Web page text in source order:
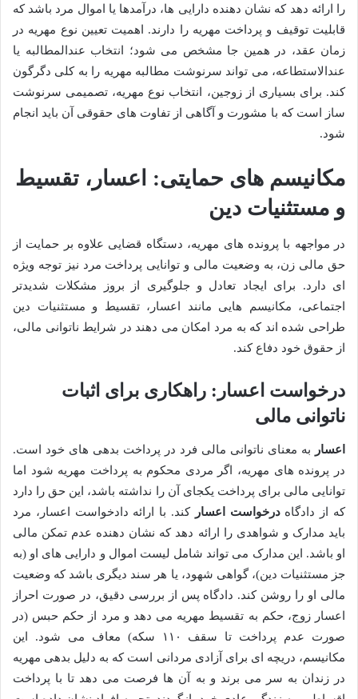
را ارائه دهد که نشان دهنده دارایی ها، درآمدها یا اموال مرد باشد که
قابلیت توقیف و پرداخت مهریه را دارند. اهمیت تعیین نوع مهریه در
زمان عقد، در همین جا مشخص می شود؛ انتخاب عندالمطالبه یا
عندالاستطاعه، می تواند سرنوشت مطالبه مهریه را به کلی دگرگون
کند. برای بسیاری از زوجین، انتخاب نوع مهریه، تصمیمی سرنوشت
ساز است که با مشورت و آگاهی از تفاوت های حقوقی آن باید انجام
شود.
مکانیسم های حمایتی: اعسار، تقسیط
و مستثنیات دین
در مواجهه با پرونده های مهریه، دستگاه قضایی علاوه بر حمایت از
حق مالی زن، به وضعیت مالی و توانایی پرداخت مرد نیز توجه ویژه
ای دارد. برای ایجاد تعادل و جلوگیری از بروز مشکلات شدیدتر
اجتماعی، مکانیسم هایی مانند اعسار، تقسیط و مستثنیات دین
طراحی شده اند که به مرد امکان می دهند در شرایط ناتوانی مالی،
از حقوق خود دفاع کند.
درخواست اعسار: راهکاری برای اثبات
ناتوانی مالی
اعسار
به معنای ناتوانی مالی فرد در پرداخت بدهی های خود است.
در پرونده های مهریه، اگر مردی محکوم به پرداخت مهریه شود اما
توانایی مالی برای پرداخت یکجای آن را نداشته باشد، این حق را دارد
که از دادگاهدرخواست اعسار کند. با ارائه دادخواست اعسار، مرد
باید مدارک و شواهدی را ارائه دهد که نشان دهنده عدم تمکن مالی
او باشد. این مدارک می تواند شامل لیست اموال و دارایی های او (به
جز مستثنیات دین)، گواهی شهود، یا هر سند دیگری باشد که وضعیت
مالی او را روشن کند. دادگاه پس از بررسی دقیق، در صورت احراز
اعسار زوج، حکم به تقسیط مهریه می دهد و مرد از حکم حبس (در
صورت عدم پرداخت تا سقف ۱۱۰ سکه) معاف می شود. این
مکانیسم، دریچه ای برای آزادی مردانی است که به دلیل بدهی مهریه
در زندان به سر می برند و به آن ها فرصت می دهد تا با پرداخت